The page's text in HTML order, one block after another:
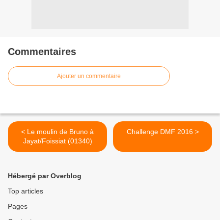
Commentaires
Ajouter un commentaire
< Le moulin de Bruno à
Jayat/Foissiat (01340)
Challenge DMF 2016 >
Hébergé par Overblog
Top articles
Pages